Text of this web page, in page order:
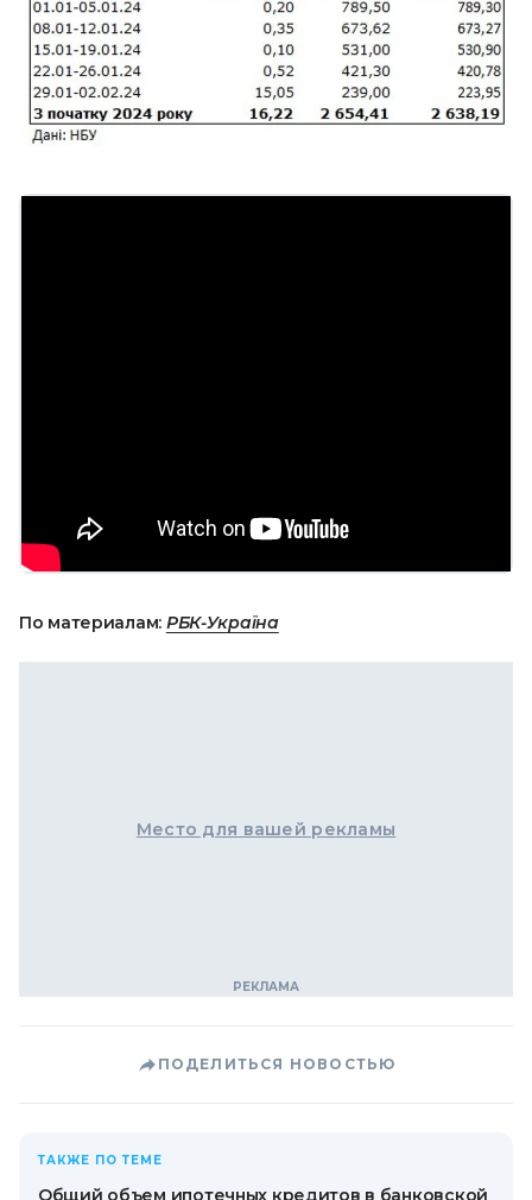
По материалам: РБК-Україна
Место для вашей рекламы
ПОДЕЛИТЬСЯ НОВОСТЬЮ
ТАКЖЕ ПО ТЕМЕ
Общий объем ипотечных кредитов в банковской